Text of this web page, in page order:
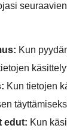
Kun
Kun tietojen
edut: Kun